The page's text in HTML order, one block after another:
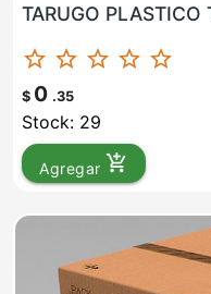
TARUGO PLASTICO
star_border star_border star_border star_border star_border
$ 0 .35
Stock: 29
Agregar add_shopping_cart